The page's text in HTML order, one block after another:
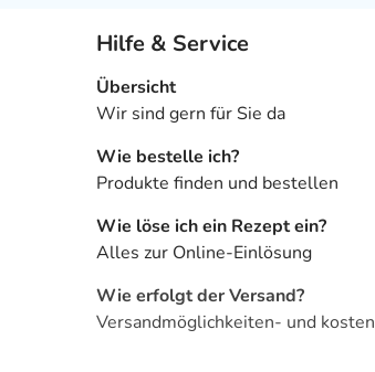
Hilfe & Service
Übersicht
Wir sind gern für Sie da
Wie bestelle ich?
Produkte finden und bestellen
Wie löse ich ein Rezept ein?
Alles zur Online-Einlösung
Wie erfolgt der Versand?
Versandmöglichkeiten- und kosten